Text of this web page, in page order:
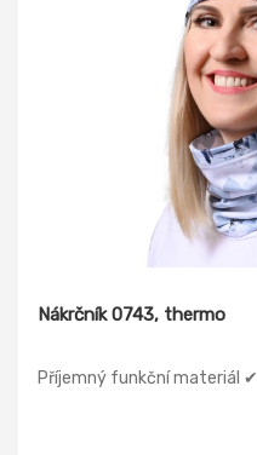
Nákrčník 0743, thermo
Příjemný funkční materiál ✔